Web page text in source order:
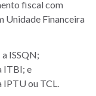
fiscal com
Unidade Financeira
ISSQN;
ITBI; e
IPTU ou TCL.